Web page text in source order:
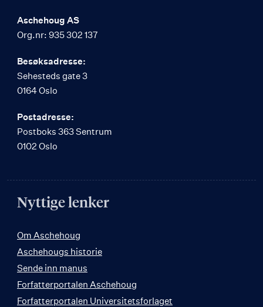
Aschehoug AS
Org.nr: 935 302 137
Besøksadresse:
Sehesteds gate 3
0164 Oslo
Postadresse:
Postboks 363 Sentrum
0102 Oslo
Nyttige lenker
Om Aschehoug
Aschehougs historie
Sende inn manus
Forfatterportalen Aschehoug
Forfatterportalen Universitetsforlaget